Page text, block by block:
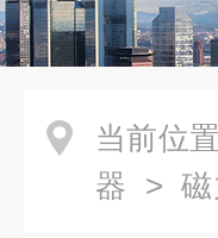
当前位置
器 >